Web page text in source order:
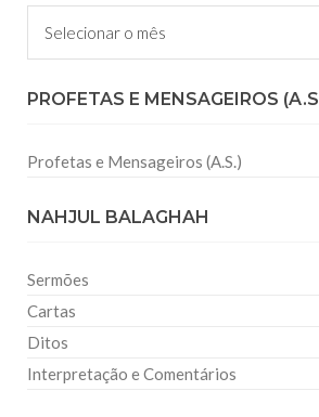
Arquivos
PROFETAS E MENSAGEIROS
Profetas e Mensageiros (A.S.)
NAHJUL BALAGHAH
Sermões
Cartas
Ditos
Interpretação e Comentários